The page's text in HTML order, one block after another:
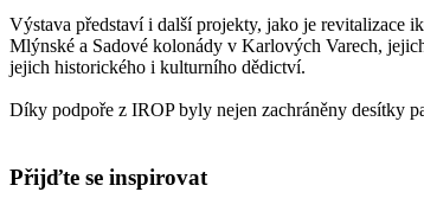
Výstava představí i další projekty, jako je revitalizace
Mlýnské a Sadové kolonády v Karlových Varech,
jejich historického i kulturního dědictví.
Díky podpoře z IROP byly nejen zachráněny desítky
Přijďte se inspirovat